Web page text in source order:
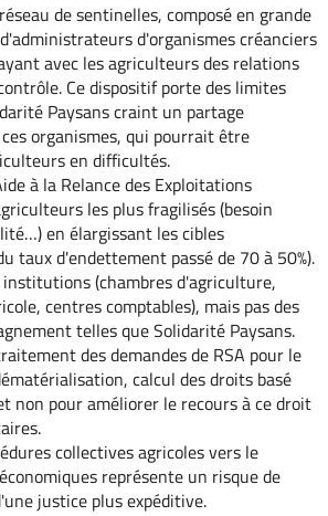
de sentinelles, composé en grande
d'organismes créanciers
avec les agriculteurs des relations
Ce dispositif porte des limites
Paysans craint un partage
organismes, qui pourrait être
en difficultés.
à la Relance des Exploitations
les plus fragilisés (besoin
en élargissant les cibles
taux d'endettement passé de 70 à 50%).
(chambres d'agriculture,
centres comptables), mais pas des
telles que Solidarité Paysans.
des demandes de RSA pour le
calcul des droits basé
non pour améliorer le recours à ce droit
collectives agricoles vers le
représente un risque de
justice plus expéditive.